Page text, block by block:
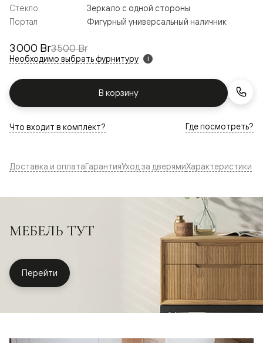
3 000 Br3 500 Br
Необходимо выбрать фурнитуру i
В корзину
Стекло
Зеркало с одной стороны
Портал
Фигурный универсальный наличник
Что входит в комплект? Где посмотреть?
Доставка и оплатаГарантияУход за дверямиХарактеристики
МЕБЕЛЬ ТУТ
Перейти